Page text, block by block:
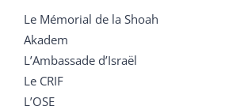
Le Mémorial de la Shoah
Akadem
L’Ambassade d’Israël
Le CRIF
L’OSE